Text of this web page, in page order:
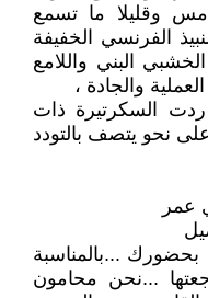
وقليلا ما تسمع
الفرنسي الخفيفة
البني واللامع
والجادة ،
السكرتيرة ذات
نحو يتصف بالتودد
عمر
...بالمناسبة
...نحن محامون